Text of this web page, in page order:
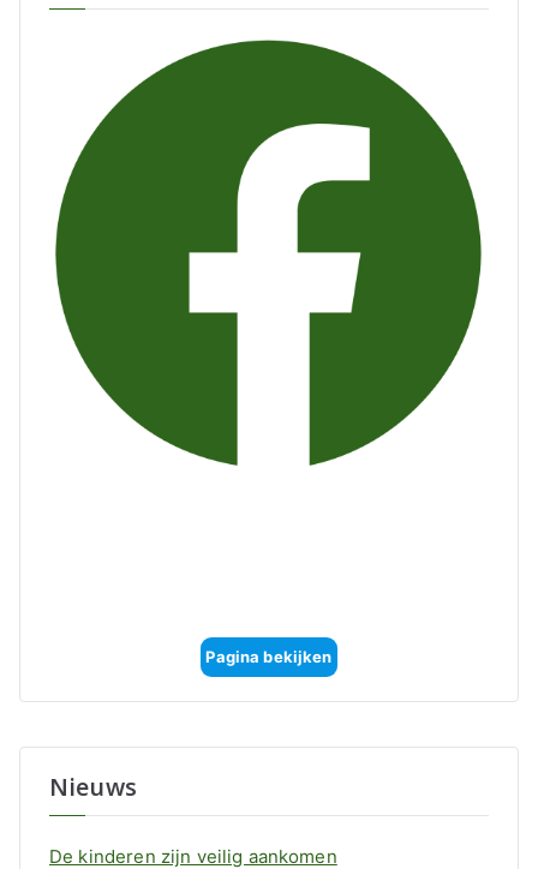
Pagina bekijken
Nieuws
De kinderen zijn veilig aankomen